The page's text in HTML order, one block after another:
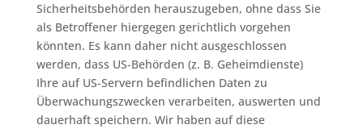
Sicherheitsbehörden herauszugeben, ohne dass Sie
als Betroffener hiergegen gerichtlich vorgehen
könnten. Es kann daher nicht ausgeschlossen
werden, dass US-Behörden (z. B. Geheimdienste)
Ihre auf US-Servern befindlichen Daten zu
Überwachungszwecken verarbeiten, auswerten und
dauerhaft speichern. Wir haben auf diese